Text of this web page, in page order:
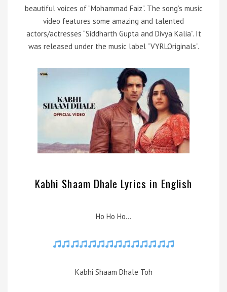
beautiful voices of “Mohammad Faiz”. The song’s music
video features some amazing and talented
actors/actresses “Siddharth Gupta and Divya Kalia”. It
was released under the music label “VYRLOriginals”.
Kabhi Shaam Dhale Lyrics in English
Ho Ho Ho…
Kabhi Shaam Dhale Toh